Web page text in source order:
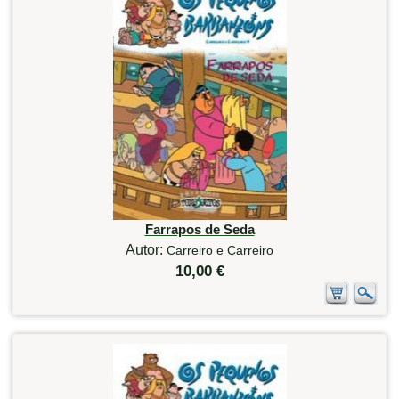
Farrapos de Seda
Autor: Carreiro e Carreiro
10,00 €